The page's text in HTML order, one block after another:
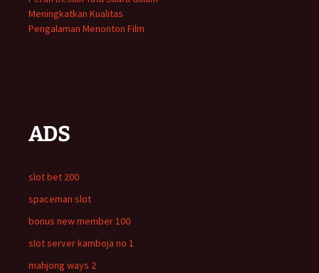
Meningkatkan Kualitas
Pengalaman Menonton Film
ADS
slot bet 200
spaceman slot
bonus new member 100
slot server kamboja no 1
mahjong ways 2